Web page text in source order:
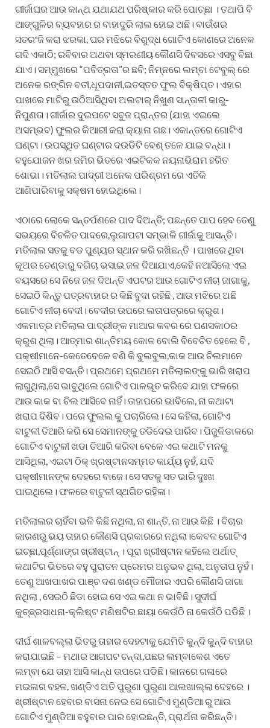
ଗୀର୍ଜାଘର ଆଉ କାନ୍ଥ ଯଥାଯଥ ପରିଷ୍କାର କରି ପୋଚ୍ଛା । ତଥାପି ବି
ଆଙ୍ଗୁଳିର ବ୍ୟବହାର ର ବାହାଦୁରି ଲାଲ ହୋଇ ଅଛି। ବାଉଁଶର
ସତରଂଜି କରା ଝରକା, ଘର ମଝିରେ ବିଶୁଦ୍ଧ ଗୋଟିଏ କୋଣରେ ଅନେକ
ଗଦି ଏକାଠି; ରବିବାର ଅଥବା ସ୍ମରଣୀୟ କୌଣସି ଦିବସରେ ଏସବୁ ବିଛା
ଯାଏ। ସମ୍ମୁଖରେ “ପବିତ୍ରତା”ର ଛବି; ନିମ୍ନରେ ଲମ୍ବା ଟେବୁଲ୍ ରେ
ଅନେକ ରଙ୍ଗିନ ବତୀ,ଧୂପଦାନୀ,ଇତସ୍ତତ ଫୁଲ ବିକ୍ଷିପ୍ତ। ଏହାର
ପାଖରେ ମାଟିରୁ ଉଠିଆସିଥିବା ଅଲଟାର୍ ନିଖୁଣ ସାନ୍ତାଳୀ କାରୁ-
ନିପୁଣତା। ଗୀର୍ଜାର ଦୁଇପଟେ ସବୁଜ ପ୍ରାନ୍ତର (ଯାହା ଏଇଲେ
ଅସମ୍ଭବ) ଫୁଲର କିଆରୀ କରା କ୍ୟାନା ଗଛ। ଏକାନ୍ତରେ ଗୋଟିଏ
ଘଣ୍ଟା। ଉପସ୍ଥିତ ଘଣ୍ଟାର ଦଉଡିଟି ବେଶ୍ ତଳେ ଯାଇ ବନ୍ଧା।
ବହୁଯୋଜନ ଖର ଜମିର ଭିତରେ ଏଇଟିକକ ନୟନାଭିରାମ ହରିତ
ଶୋଭା। ମତିଲାଲ ପାଦ୍ରୀ ଅନେକ ପରିଶ୍ରମ ରେ ଏତିକି
ଆଣିପାରିବାକୁ ସକ୍ଷମ ହୋଇଥିଲେ।
ଏଠାରେ ଲୋକେ ସନ୍ତର୍ପଣରେ ପାଦ ଦିଅନ୍ତି; ପଛନ୍ତେ ପାପ ହେବ ତେଣୁ
ସଭୟରେ ବିଚଳିତ ପାଦରେ,ଲୁଗାପଟା ସମ୍ଭାଳି ଗୀର୍ଜାକୁ ଆସନ୍ତି।
ମତିଲାଲ ସତକୁ ବଡ ପୁଣ୍ୟର ସ୍ଥାନ କରି ରଖିଛନ୍ତି । ପାଖରେ ଥିବା
କୂଅର ତେଣ୍ଡାରୁ ବଗିଚା ଭସାଇ ଜଳ ଦିଆଯାଏ,କେହି ନଆସିଲେ ଏଇ
ବୟସରେ ସେ ନିଜେ ଜଳ ଦିଅନ୍ତି ଏପଟର ଆଉ ଗୋଟିଏ ନୀଚା ଜାଗାକୁ,
ସେଇଠି କିନ୍ତୁ ପତ୍ରବାହାର ର କିଛି ବୁଦା ରହିଛି , ଆଉ ମଝିରେ ଅଛି
ଗୋଟିଏ ନୀଚା ବେଦୀ। ବେଦୀର ଉପରେ ଲତାପତ୍ରରେ କ୍ରୁଶ।
ଏକମାତ୍ର ମତିଲାଲ ପାଦ୍ରୀଙ୍କ ମାଆର କବର ରେ ପଣସକାଠର
କ୍ରୁଶ ଥିଲା। ଆତ୍ମାର ଶାନ୍ତିମୟ କୋଳ ବୋଲି ବିବେଚିତ ହେଲେ ବି ,
ପକ୍ଷୀମାନେ-କେତେବେଳେ ବଣି କି ବୁଲବୁଲ,କାକ ଆଉ ଚିଲମାନେ
ସେଇଠି ଆସି ବସନ୍ତି। ପ୍ରଥମେ ପ୍ରଥମେ ମତିଲାଲଙ୍କୁ ଭାରି ଖରାପ
ଲାଗୁଥିଲା,ସେ ଭାବୁଥିଲେ ଗୋଟିଏ ପାଳଭୂତ କରିବେ ଯାହା ଫଳରେ
ଆଉ କାକ ବା ଚିଲ ଆସିବେ ନାହିଁ। ତାହାପରେ ଭାବିଲେ, ନା କଥାଟା
ଖରାପ ଦିଶିବ। ପରେ ଫୁଲଲ କୁ ପଚାରିଲେ। ସେ କହିଲା, ଗୋଟିଏ
ବାଟୁଳୀ ତିଆରି କରି ସେ ସେମାନଙ୍କୁ ତଡିଦେଇ ପାରିବ। ପିଜୁଳିଡାଳରେ
ଗୋଟିଏ ବାଟୁଳୀ ଖଡା ତିଆରି କରିବା ବେଳେ ଏଇ କଥାଟି ମନକୁ
ଆସିଥିଲା, ଏଇଟା ଠିକ୍ ଖ୍ରଷ୍ଟାନସମ୍ମତ କାର୍ଯ୍ୟ ନୁହଁ, ଯଦି
ପକ୍ଷୀମାନଙ୍କ ଦେହରେ ବାଜେ। ସେ ସତକୁ ସତ ଭାରି ଦୁଃଖ
ପାଇଥିଲେ। ଫଳରେ ବାଟୁଳୀ ସ୍ଥଗିତ ରହିଳା।
ମତିଲାଲର ଚାହିଁବା ଭଳି କିଛି ନଥିଲା, ନା ଶାନ୍ତି, ନା ଆଉ କିଛି । ବିଚାର
କାରଣରୁ ଭୟ ତାହାର କୌଣସି ପ୍ରକାରରେ ନଥିଲା।କେବଳ ଗୋଟିଏ
ଇଚ୍ଛା,ପୂର୍ଣ୍ଣାଙ୍ଗ ଖ୍ରୀଷ୍ଟାନ୍ । ପୂରା ଖ୍ରୀଷ୍ଟାନ କହିଲେ ଅର୍ଥାତ୍
କଥାଟିର ଭିତରେ ବହୁ ପୁରାତନ ପ୍ରେମର ଅନୁଭବ ଥିଲା, ଅନୁତାପ ନୁହଁ।
ତେଣୁ ଆଖପାଖର ପାଞ୍ଚ ଦଶ ଖଣ୍ଡ ମୌଜାର ଏପରି କୌଣସି ଜାଗା
ନଥିଲା , ସେଇଠି ଛିଡା ହୋଇ ସେ ଏଇ କଥା ନ ଭାବିଛି। ସୁଦୀର୍ଘ
କୁଚ୍ଛ୍ରସାଧନା-କ୍ଲିଷ୍ଟ ମଣିଷଟିର ଛାୟା କେଉଁଠି ନା କେଉଁଠି ପଡିଛି ।
ଦୀର୍ଘ ଶାଳବଲ୍ଲା ଭିତରୁ ତାହାର ଦେହଟାକୁ ଯେମିତି କୁନ୍ଦି କୁନ୍ଦି ବାହାର
କରାଯାଇଛି – ମଥାର ଆଗପଟ ଚନ୍ଦା,ପଛର ଲମ୍ବାକେଶ ଏତେ
ଲମ୍ବା ଯେ ତାହା ଆସି କାନ୍ଧ ଉପରେ ପଡିଛି। କାନରେ ଗଳାରେ
ମଇଳାର ବହଳ, ଖଣ୍ଡିଏ ଅତି ପୁରୁଣା ପୁରୁଣା ଆଲଖାଲ୍ଲା ଦେହରେ ।
ଖ୍ରୀଷ୍ଟାନ ହେବାର ବାସନା ନେଇ ସେ ଗୋଟିଏ ମୁଣ୍ଡିଆ ରୁ ଆଉ
ଗୋଟିଏ ମୁଣ୍ଡିଆ ବହୁବାର ପାର ହୋଇଛନ୍ତି, ପ୍ରାର୍ଥନା କରିଛନ୍ତି।